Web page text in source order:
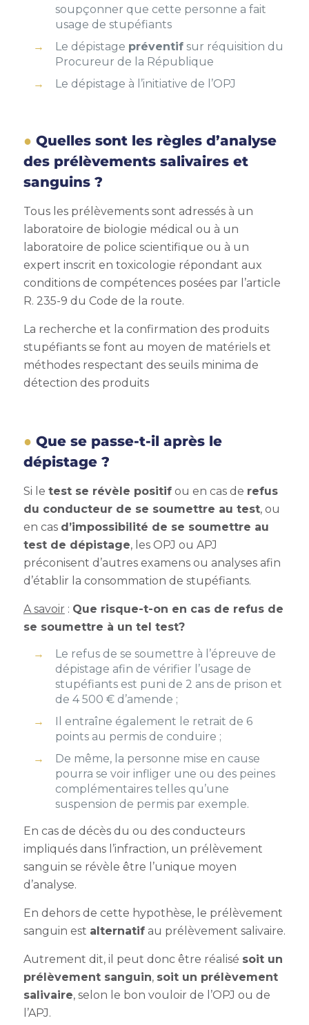
soupçonner que cette personne a fait
usage de stupéfiants
Le dépistage préventifsur réquisition du
Procureur de la République
Le dépistage à l’initiative de l’OPJ
Quelles sont les règles d’analyse
des prélèvements salivaires et
sanguins ?
Tous les prélèvements sont adressés à un
laboratoire de biologie médical ou à un
laboratoire de police scientifique ou à un
expert inscrit en toxicologie répondant aux
conditions de compétences posées par l’article
R. 235-9 du Code de la route.
La recherche et la confirmation des produits
stupéfiants se font au moyen de matériels et
méthodes respectant des seuils minima de
détection des produits
Que se passe-t-il après le
dépistage ?
Si le test se révèle positifou en cas de refus
du conducteur de se soumettre au test, ou
en cas d’impossibilité de se soumettre au
test de dépistage, les OPJ ou APJ
préconisent d’autres examens ou analyses afin
d’établir la consommation de stupéfiants.
A savoir : Que risque-t-on en cas de refus de
se soumettre à un tel test?
Le refus de se soumettre à l’épreuve de
dépistage afin de vérifier l’usage de
stupéfiants est puni de 2 ans de prison et
de 4 500 € d’amende ;
Il entraîne également le retrait de 6
points au permis de conduire ;
De même, la personne mise en cause
pourra se voir infliger une ou des peines
complémentaires telles qu’une
suspension de permis par exemple.
En cas de décès du ou des conducteurs
impliqués dans l’infraction, un prélèvement
sanguin se révèle être l’unique moyen
d’analyse.
En dehors de cette hypothèse, le prélèvement
sanguin est alternatifau prélèvement salivaire.
Autrement dit, il peut donc être réalisé soit un
prélèvement sanguin, soit un prélèvement
salivaire, selon le bon vouloir de l’OPJ ou de
l’APJ.